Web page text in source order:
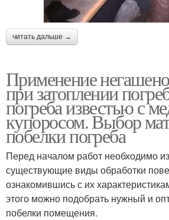
читать дальше →
Применение
при затоплении
погреба известью с
купоросом. Выбор
побелки погреба
Перед началом работ необходимо
существующие виды обработки
ознакомившись с их
этого можно подобрать нужный и
побелки помещения.